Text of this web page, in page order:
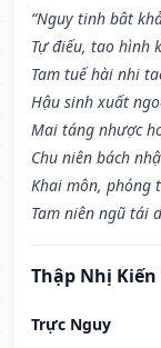
“Nguy tinh bât
Tự điếu, tao hình
Tam tuế hài nhi
Hậu sinh xuất
Mai táng nhược
Chu niên bách
Khai môn, phóng
Tam niên ngũ tái
Thập Nhị Kiến
Trực Nguy